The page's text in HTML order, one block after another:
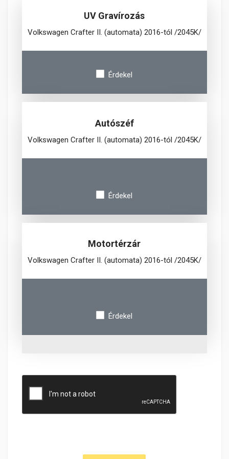
UV Gravírozás
Volkswagen Crafter II. (automata) 2016-tól /2045K/
Érdekel
Autószéf
Volkswagen Crafter II. (automata) 2016-tól /2045K/
Érdekel
Motortérzár
Volkswagen Crafter II. (automata) 2016-tól /2045K/
Érdekel